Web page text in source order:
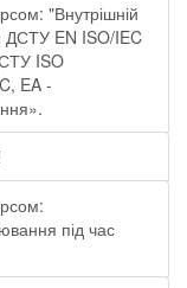
"Внутрішній
ДСТУ EN ISO/IEC
ISO
EA -
під час